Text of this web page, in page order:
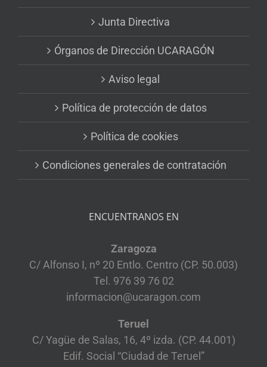
Junta Directiva
Órganos de Dirección UCARAGÓN
Aviso legal
Política de protección de datos
Política de cookies
Condiciones generales de contratación
ENCUENTRANOS EN
Zaragoza
C/ Alfonso I, nº 20 Entlo. Centro (CP. 50.003)
Tel. 976 39 76 02
informacion@ucaragon.com
Teruel
C/ Yagüe de Salas, 16, 4º izda. (CP. 44.001)
Edif. Social “Ciudad de Teruel”